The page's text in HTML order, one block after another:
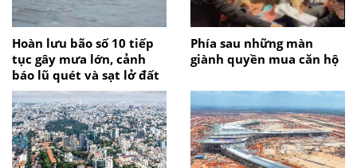
Hoàn lưu bão số 10 tiếp
tục gây mưa lớn, cảnh
báo lũ quét và sạt lở đất
Phía sau những màn
giành quyền mua căn hộ